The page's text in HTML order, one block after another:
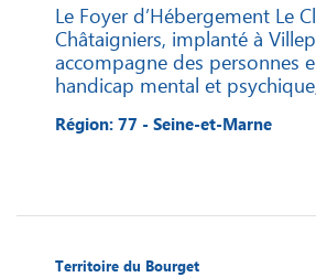
Le Foyer d’Hébergement Le
Châtaigniers, implanté à
accompagne des personnes
handicap mental et
Région: 77 - Seine-et-Marne
Territoire du Bourget